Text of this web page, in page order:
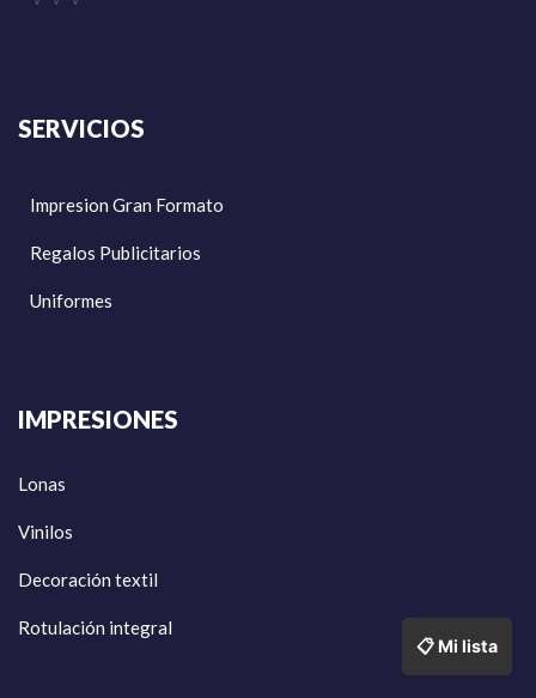
SERVICIOS
Impresion Gran Formato
Regalos Publicitarios
Uniformes
IMPRESIONES
Lonas
Vinilos
Decoración textil
Rotulación integral
📋 Mi lista